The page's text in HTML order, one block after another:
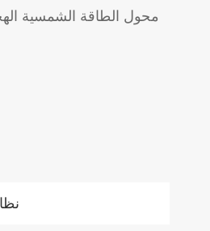
محول الطاقة الشمسية